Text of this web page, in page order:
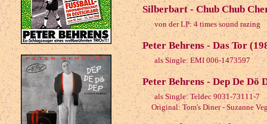
Silberbart - Chub Chub
von der LP: 4 times sound razing
Peter Behrens - Das Tor
als Single: EMI 006-1473597
Peter Behrens - Dep De Dö
als Single: Teldec 9031-73111-7
Original: Tom's Diner - Suzanne